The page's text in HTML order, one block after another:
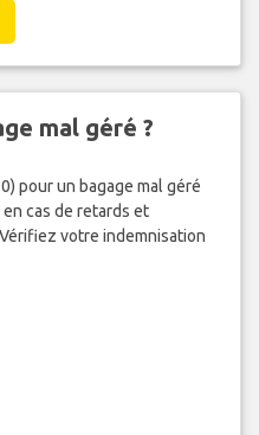
mal géré ?
pour un bagage mal géré
cas de retards et
votre indemnisation